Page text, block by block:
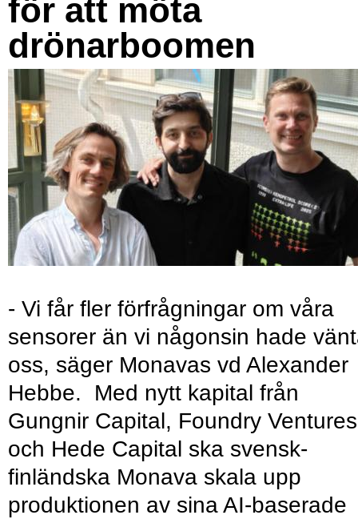
för att möta
drönarboomen
- Vi får fler förfrågningar om våra
sensorer än vi någonsin hade
oss, säger Monavas vd Alexander
Hebbe. Med nytt kapital från
Gungnir Capital, Foundry Ventures
och Hede Capital ska svensk-
finländska Monava skala upp
produktionen av sina AI-baserade